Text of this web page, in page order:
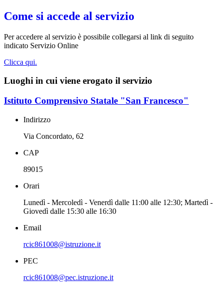
Come si accede al servizio
Per accedere al servizio è possibile collegarsi al link di seguito
indicato Servizio Online
Clicca qui.
Luoghi in cui viene erogato il servizio
Istituto Comprensivo Statale "San Francesco"
Indirizzo
Via Concordato, 62
CAP
89015
Orari
Lunedì - Mercoledì - Venerdì dalle 11:00 alle 12:30; Martedì -
Giovedì dalle 15:30 alle 16:30
Email
rcic861008@istruzione.it
PEC
rcic861008@pec.istruzione.it